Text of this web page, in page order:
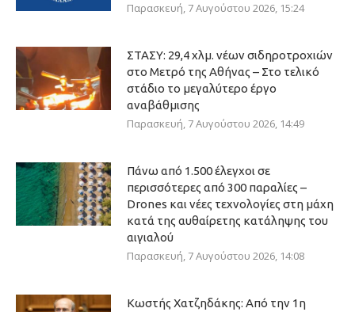
Παρασκευή, 7 Αυγούστου 2026, 15:24
ΣΤΑΣΥ: 29,4 χλμ. νέων σιδηροτροχιών
στο Μετρό της Αθήνας – Στο τελικό
στάδιο το μεγαλύτερο έργο
αναβάθμισης
Παρασκευή, 7 Αυγούστου 2026, 14:49
Πάνω από 1.500 έλεγχοι σε
περισσότερες από 300 παραλίες –
Drones και νέες τεχνολογίες στη μάχη
κατά της αυθαίρετης κατάληψης του
αιγιαλού
Παρασκευή, 7 Αυγούστου 2026, 14:08
Κωστής Χατζηδάκης: Από την 1η